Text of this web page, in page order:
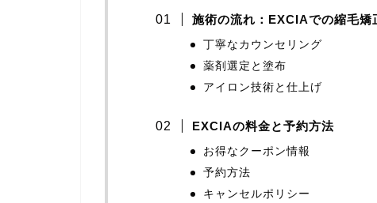
施術の流れ：EXCIAでの縮毛矯
丁寧なカウンセリング
薬剤選定と塗布
アイロン技術と仕上げ
EXCIAの料金と予約方法
お得なクーポン情報
予約方法
キャンセルポリシー